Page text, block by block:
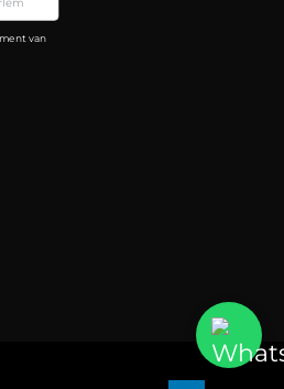
van